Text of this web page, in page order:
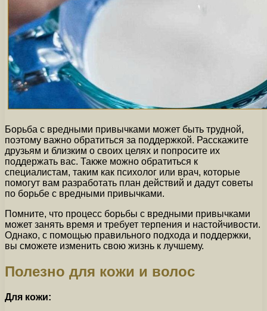
Борьба с вредными привычками может быть трудной,
поэтому важно обратиться за поддержкой. Расскажите
друзьям и близким о своих целях и попросите их
поддержать вас. Также можно обратиться к
специалистам, таким как психолог или врач, которые
помогут вам разработать план действий и дадут советы
по борьбе с вредными привычками.
Помните, что процесс борьбы с вредными привычками
может занять время и требует терпения и настойчивости.
Однако, с помощью правильного подхода и поддержки,
вы сможете изменить свою жизнь к лучшему.
Полезно для кожи и волос
Для кожи: